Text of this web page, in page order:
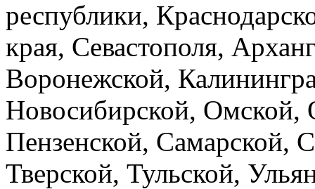
республики,
края, Севастополя,
Воронежской,
Новосибирской, Омской,
Пензенской, Самарской,
Тверской, Тульской,